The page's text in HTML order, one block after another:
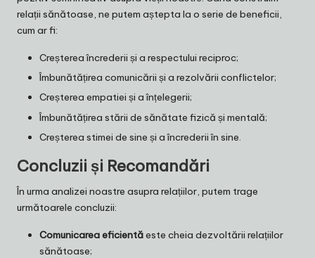
relații sănătoase, ne putem aștepta la o serie de beneficii,
cum ar fi:
Creșterea încrederii și a respectului reciproc;
Îmbunătățirea comunicării și a rezolvării conflictelor;
Creșterea empatiei și a înțelegerii;
Îmbunătățirea stării de sănătate fizică și mentală;
Creșterea stimei de sine și a încrederii în sine.
Concluzii și Recomandări
În urma analizei noastre asupra relațiilor, putem trage
următoarele concluzii:
Comunicarea eficientăeste cheia dezvoltării relațiilor
sănătoase;